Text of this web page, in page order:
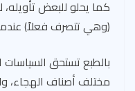
كما يحلو للبعض
(وهي تتصرف فعلاً)
بالطبع تستحق السياسات
مختلف أصناف الهجاء،